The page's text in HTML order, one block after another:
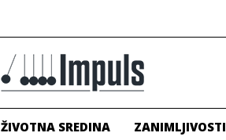
ŽIVOTNA SREDINA ZANIMLJIVOSTI